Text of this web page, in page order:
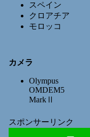
スペイン
クロアチア
モロッコ
カメラ
Olympus
OMDEM5
MarkⅡ
スポンサーリンク